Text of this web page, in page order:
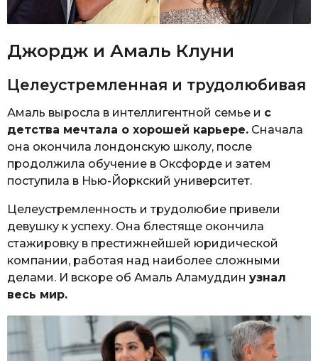
Джордж и Амаль Клуни
Целеустремленная и трудолюбивая
Амаль выросла в интеллигентной семье и с
детства мечтала о хорошей карьере. Сначала
она окончила лондонскую школу, после
продолжила обучение в Оксфорде и затем
поступила в Нью-Йоркский университет.
Целеустремленность и трудолюбие привели
девушку к успеху. Она блестяще окончила
стажировку в престижнейшей юридической
компании, работая над наиболее сложными
делами. И вскоре об Амаль Аламуддин узнал
весь мир.